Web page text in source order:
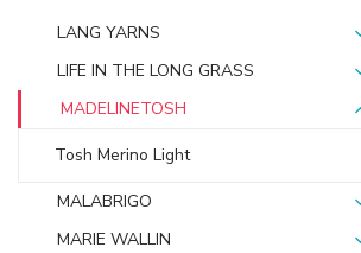
LANG YARNS
LIFE IN THE LONG GRASS
MADELINETOSH
Tosh Merino Light
MALABRIGO
MARIE WALLIN